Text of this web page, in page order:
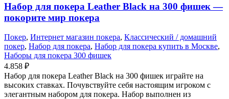
Набор для покера Leather Black на 300 фишек —
покорите мир покера
Покер, Интернет магазин покера, Классический / домашний
покер, Набор для покера, Набор для покера купить в Москве,
Наборы для покера 300 фишек
4.858 ₽
Набор для покера Leather Black на 300 фишек играйте на
высоких ставках. Почувствуйте себя настоящим игроком с
элегантным набором для покера. Набор выполнен из